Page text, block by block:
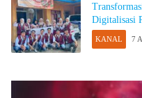
Digitalisasi
KANAL 7